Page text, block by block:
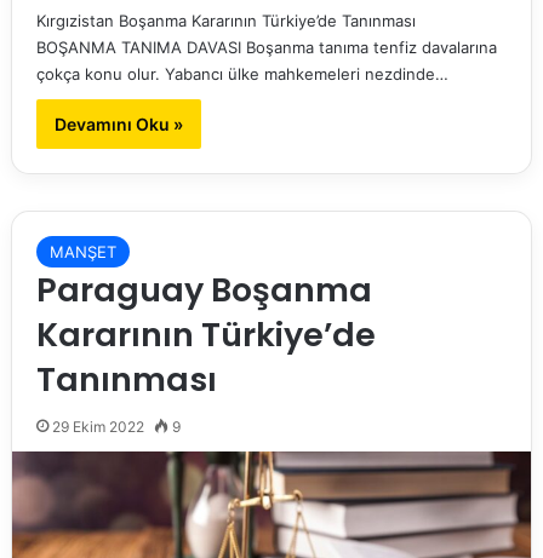
Kırgızistan Boşanma Kararının Türkiye’de Tanınması
BOŞANMA TANIMA DAVASI Boşanma tanıma tenfiz davalarına
çokça konu olur. Yabancı ülke mahkemeleri nezdinde…
Devamını Oku »
MANŞET
Paraguay Boşanma
Kararının Türkiye’de
Tanınması
29 Ekim 2022 9